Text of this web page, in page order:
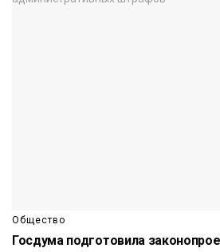
Общество
Госдума подготовила